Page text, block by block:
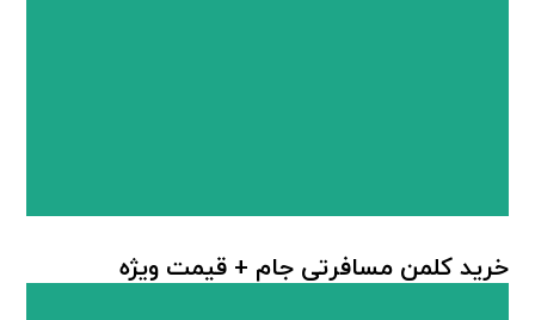
خرید کلمن مسافرتی جام + قیمت ویژه